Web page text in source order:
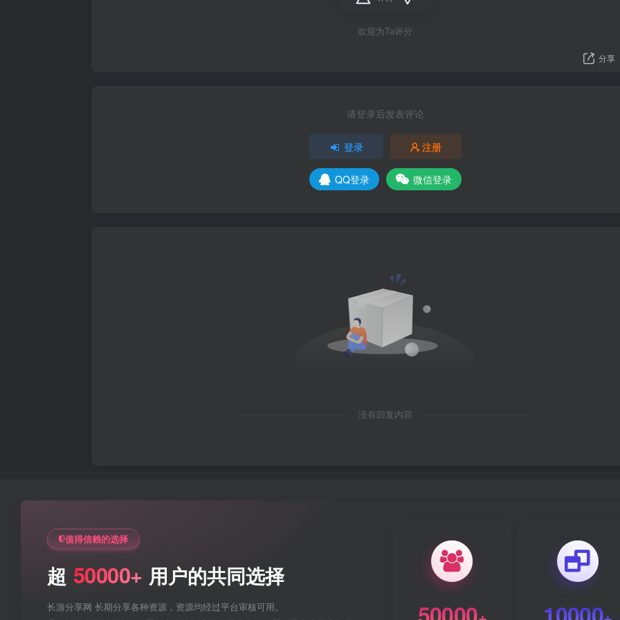
欢迎为Ta评分
分享
请登录后发表评论
登录 注册
QQ登录 微信登录
没有回复内容
值得信赖的选择
超 50000+ 用户的共同选择
长游分享网 长期分享各种资源，资源均经过平台审核可用。